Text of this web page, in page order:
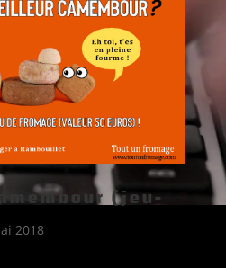
(jeu-
2018